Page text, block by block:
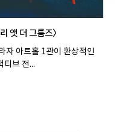
앳 더 그룸즈〉
자 아트홀 1관이 환상적인
티브 전...